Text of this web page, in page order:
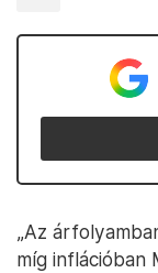
„Az
míg inflációban